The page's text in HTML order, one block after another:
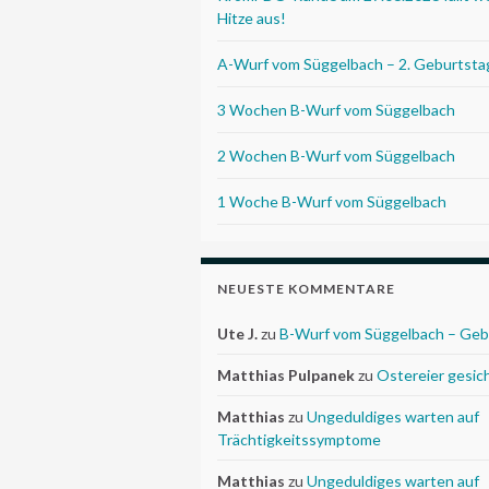
Hitze aus!
A-Wurf vom Süggelbach – 2.
3 Wochen B-Wurf vom Süggelbach
2 Wochen B-Wurf vom Süggelbach
1 Woche B-Wurf vom Süggelbach
NEUESTE KOMMENTARE
Ute J.zu B-Wurf vom Süggelbach –
Matthias Pulpanekzu Ostereier
Matthias zu Ungeduldiges warten auf
Trächtigkeitssymptome
Matthias zu Ungeduldiges warten auf